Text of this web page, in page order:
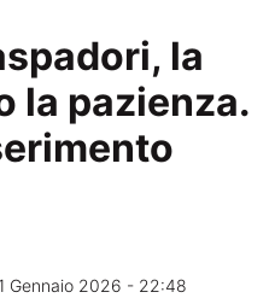
la
la pazienza.
Gennaio 2026 - 22:48